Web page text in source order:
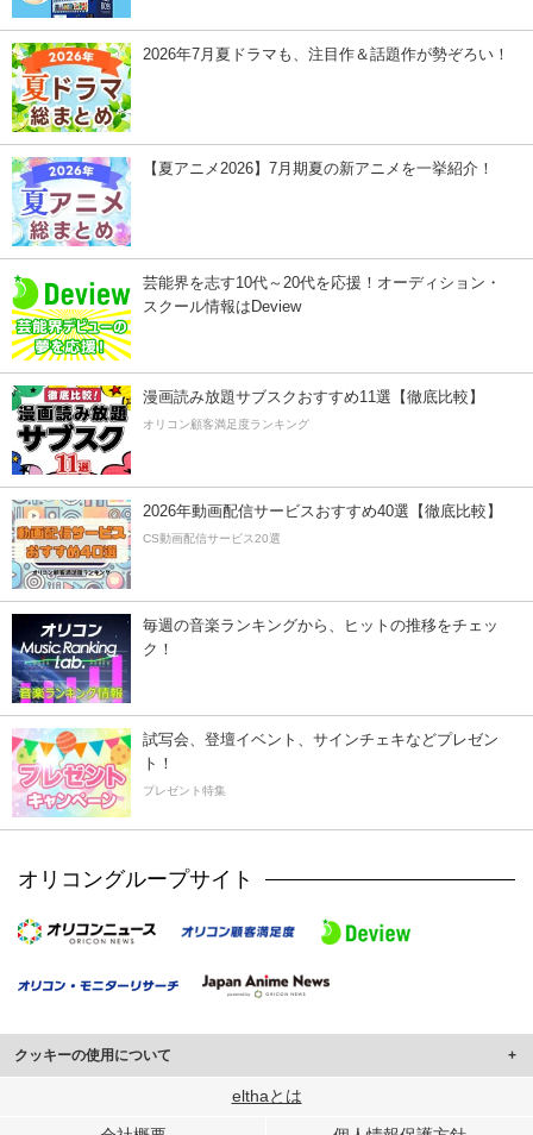
2026年7月夏ドラマも、注目作＆話題作が勢ぞろい！
【夏アニメ2026】7月期夏の新アニメを一挙紹介！
芸能界を志す10代～20代を応援！オーディション・
スクール情報はDeview
漫画読み放題サブスクおすすめ11選【徹底比較】
オリコン顧客満足度ランキング
2026年動画配信サービスおすすめ40選【徹底比較】
CS動画配信サービス20選
毎週の音楽ランキングから、ヒットの推移をチェッ
ク！
試写会、登壇イベント、サインチェキなどプレゼン
ト！
プレゼント特集
オリコングループサイト
クッキーの使用について
このサイトでは Cookie を使用して、ユーザーに合わせたコンテンツや広告の
elthaとは